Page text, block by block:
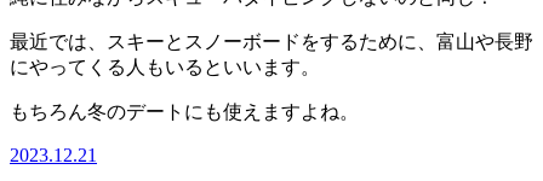
最近では、スキーとスノーボードをするために、富山や長野
にやってくる人もいるといいます。
もちろん冬のデートにも使えますよね。
2023.12.21